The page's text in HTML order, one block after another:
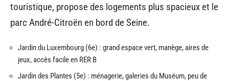
touristique, propose des logements plus spacieux et le
parc André-Citroën en bord de Seine.
Jardin du Luxembourg (6e) : grand espace vert, manège, aires de
jeux, accès facile en RER B
Jardin des Plantes (5e) : ménagerie, galeries du Muséum, peu de